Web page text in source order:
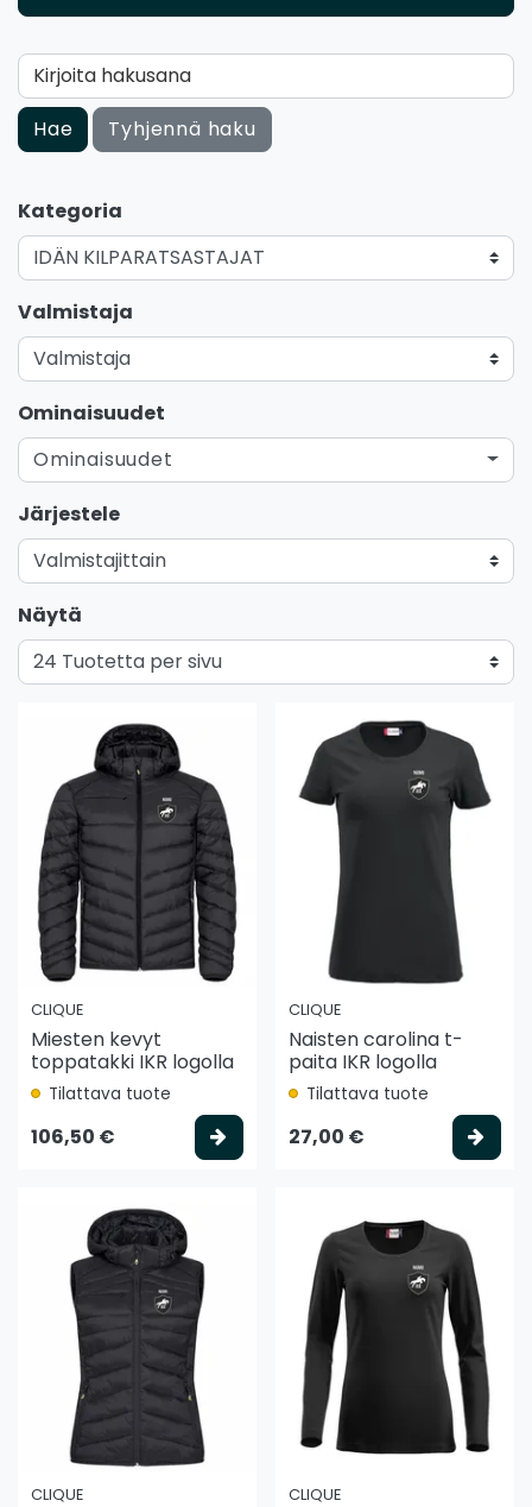
Kirjoita hakusana
Hae Tyhjennä haku
Kategoria
Valmistaja
Ominaisuudet
Ominaisuudet
Järjestele
Näytä
CLIQUE
Miesten kevyt
toppatakki IKR logolla
Tilattava tuote
106,50 € Valitse vaihtoehto
CLIQUE
Naisten carolina t-
paita IKR logolla
Tilattava tuote
27,00 €
CLIQUE CLIQUE